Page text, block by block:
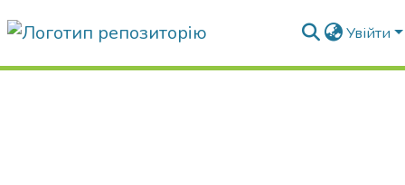
Увійти